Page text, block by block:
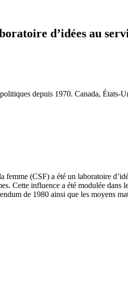
d’idées au
depuis 1970. Canada, États-
(CSF) a été un laboratoire
Cette influence a été modulée
de 1980 ainsi que les moyens